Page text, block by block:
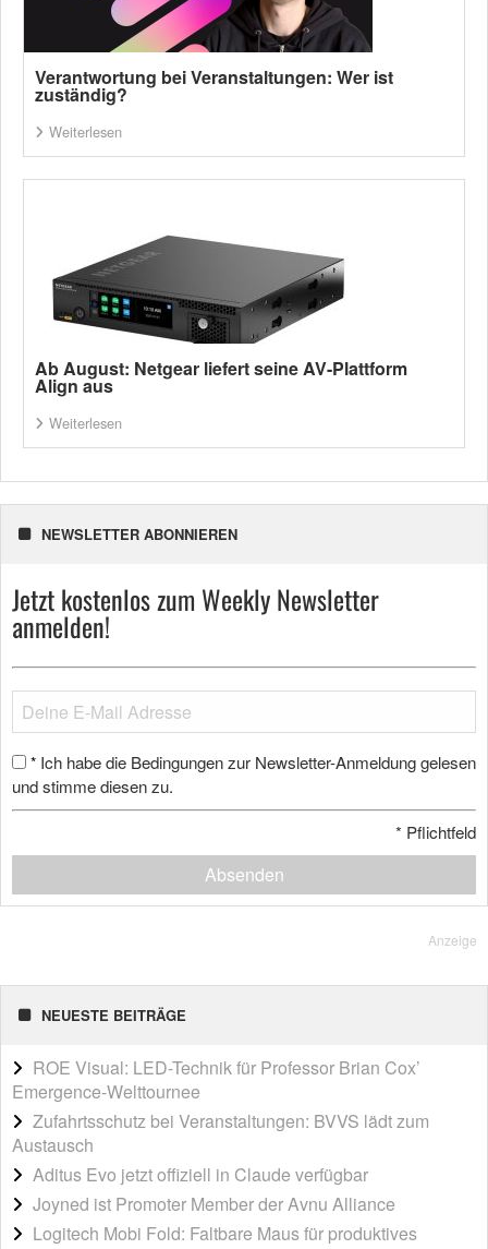
Verantwortung bei Veranstaltungen: Wer ist
zuständig?
Weiterlesen
Ab August: Netgear liefert seine AV-Plattform
Align aus
Weiterlesen
NEWSLETTER ABONNIEREN
Jetzt kostenlos zum Weekly Newsletter
anmelden!
* Ich habe die Bedingungen zur Newsletter-Anmeldung gelesen
und stimme diesen zu.
* Pflichtfeld
Absenden
Anzeige
NEUESTE BEITRÄGE
ROE Visual: LED-Technik für Professor Brian Cox’
Emergence-Welttournee
Zufahrtsschutz bei Veranstaltungen: BVVS lädt zum
Austausch
Aditus Evo jetzt offiziell in Claude verfügbar
Joyned ist Promoter Member der Avnu Alliance
Logitech Mobi Fold: Faltbare Maus für produktives